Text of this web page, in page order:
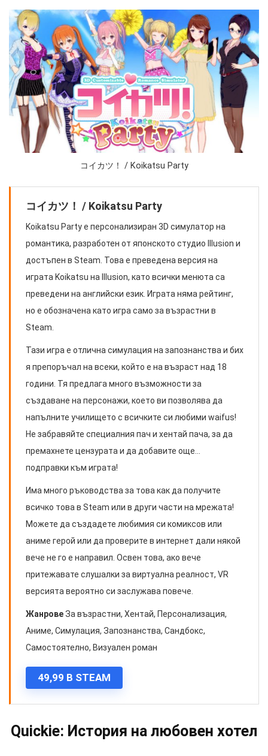
コイカツ！ / Koikatsu Party
49,99 В STEAM
コイカツ！ / Koikatsu Party
Koikatsu Party е персонализиран 3D симулатор на
романтика, разработен от японското студио Illusion и
достъпен в Steam. Това е преведена версия на
играта Koikatsu на Illusion, като всички менюта са
преведени на английски език. Играта няма рейтинг,
но е обозначена като игра само за възрастни в
Steam.
Тази игра е отлична симулация на запознанства и бих
я препоръчал на всеки, който е на възраст над 18
години. Тя предлага много възможности за
създаване на персонажи, което ви позволява да
напълните училището с всичките си любими waifus!
Не забравяйте специалния пач и хентай пача, за да
премахнете цензурата и да добавите още...
подправки към играта!
Има много ръководства за това как да получите
всичко това в Steam или в други части на мрежата!
Можете да създадете любимия си комиксов или
аниме герой или да проверите в интернет дали някой
вече не го е направил. Освен това, ако вече
притежавате слушалки за виртуална реалност, VR
версията вероятно си заслужава повече.
ЖанровеЗа възрастни, Хентай, Персонализация,
Аниме, Симулация, Запознанства, Сандбокс,
Самостоятелно, Визуален роман
Quickie: История на любовен хотел